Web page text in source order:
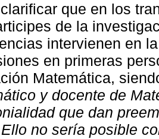
que en los
de la
intervienen en
en primeras
Matemática,
y docente de
que dan
no sería posible